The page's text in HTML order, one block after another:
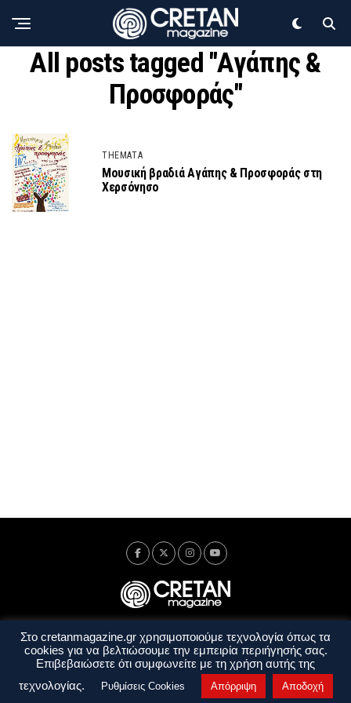
All posts tagged "Αγάπης &
Προσφοράς"
THEMATA
Μουσική βραδιά Αγάπης & Προσφοράς στη
Χερσόνησο
Ταυτότητα Πολιτική Απορρήτου
Όροι Χρήσης
Όροι και Προϋποθέσεις
Στο cretanmagazine.gr χρησιμοποιούμε τεχνολογία όπως τα
cookies για να βελτιώσουμε την εμπειρία περιήγησής σας.
Επιβεβαιώσετε ότι συμφωνείτε με τη χρήση αυτής της
τεχνολογίας.
Ρυθμίσεις Cookies Απόρριψη Αποδοχή